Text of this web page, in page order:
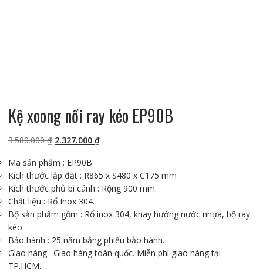
Kệ xoong nồi ray kéo EP90B
3.580.000₫ Giá
là:
3.580.000 ₫.
2.327.000 ₫Giá
là:
2.327.000 ₫.
Mã sản phẩm : EP90B
Kích thước lắp đặt : R865 x S480 x C175 mm
Kích thước phủ bì cánh : Rộng 900 mm.
Chất liệu : Rổ Inox 304.
Bộ sản phẩm gồm : Rổ inox 304, khay hướng nước nhựa, bộ ray
kéo.
Bảo hành : 25 năm bằng phiếu bảo hành.
Giao hàng : Giao hàng toàn quốc. Miễn phí giao hàng tại
TP.HCM.